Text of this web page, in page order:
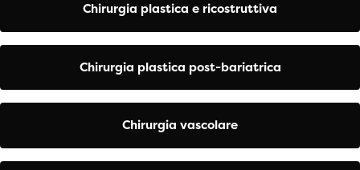
Chirurgia plastica e ricostruttiva
Chirurgia plastica post-bariatrica
Chirurgia vascolare